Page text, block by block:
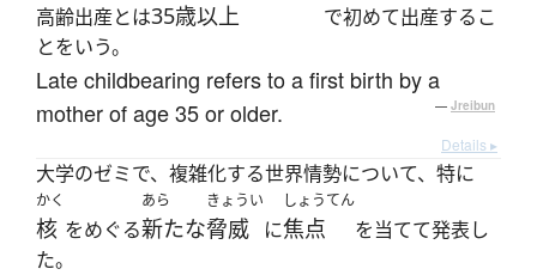
高齢出産とは35歳以上
で初めて出産するこ
とをいう。
Late childbearing refers to a first birth by a
mother of age 35 or older.
— Jreibun
Details ▸
大学のゼミで、複雑化する世界情勢について、特に
かく
核 をめぐる
あら
新たな
きょうい
脅威 に
しょうてん
焦点
を当てて発表し
た。